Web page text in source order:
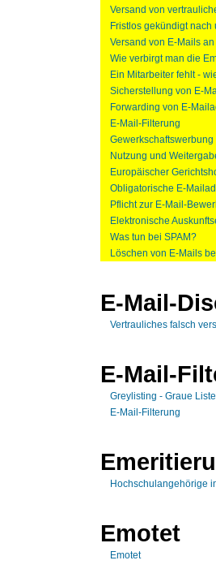
Versand von
Fristlos gekündigt
Versand von E-Mails
Wie verbirgt man die
Ein Mitarbeiter fehlt -
Sicherstellung von E-
Forwarding von E-
E-Mail-Filterung
Nutzung und
Europäischer
Obligatorische E-
Pflicht zur E-Mail-
Elektronische
Was tun bei SPAM?
Löschen von E-Mails
E-Mail-
Vertrauliches falsch
E-Mail-
Greylisting - Graue
E-Mail-Filterung
Hochschulangehörige
Emotet
Emotet